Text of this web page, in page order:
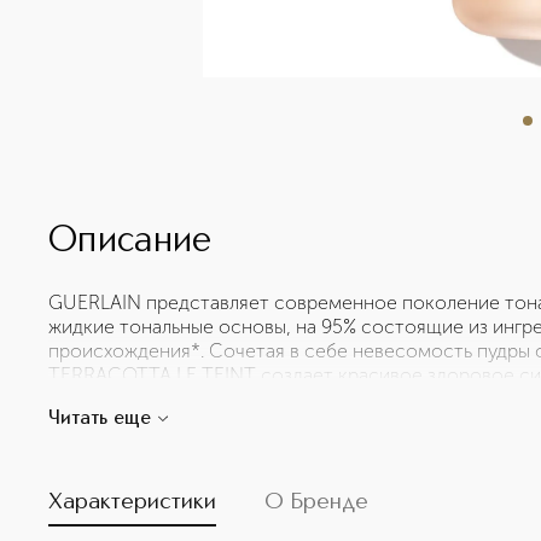
Описание
GUERLAIN представляет современное поколение
жидкие тональные основы, на 95% состоящие из
происхождения*. Сочетая в себе невесомость пудры
TERRACOTTA LE TEINT создает красивое здоровое
течение 24 часов**, его формула не оставляет
на лице. Благодаря своей воздушной консистенции,
покрытие тонального средства можно регулировать
Читать еще
Характеристики О Бренде